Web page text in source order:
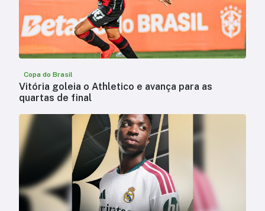
Copa do Brasil
Vitória goleia o Athletico e avança para as
quartas de final